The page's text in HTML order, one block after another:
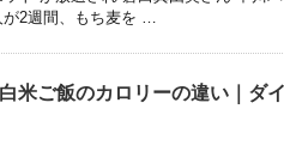
2週間、もち麦を …
米ご飯のカロリーの違い｜ダ